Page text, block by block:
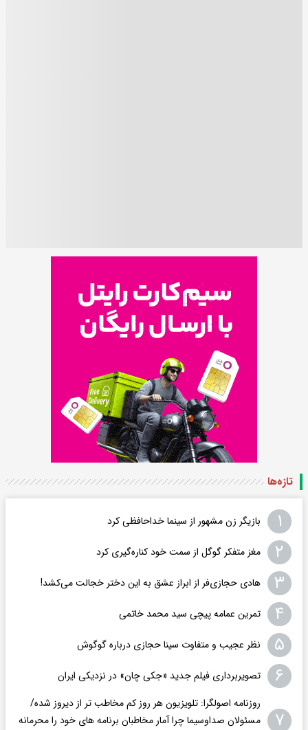
تازه‌ها
۱ بازیگر زن مشهور از سینما خداحافظی کرد
۲ مغز متفکر گوگل از سمت خود کناره‌گیری کرد
۳ هادی حجازی‌فر از ابراز عشق به این دختر خجالت می‌کشد!
۴ تمرین عمامه پیچی سید محمد خاتمی
۵ نظر عجیب و متفاوت سینا حجازی درباره گوگوش
۶ تصویربرداری فیلم جدید «جکی چان» در نزدیکی ایران
۷
روزنامه اصولگرا: تلویزیون هر روز کم مخاطب تر از دیروز شده/
مسئولان صداوسیما چرا آمار مخاطبان برنامه های خود را محرمانه